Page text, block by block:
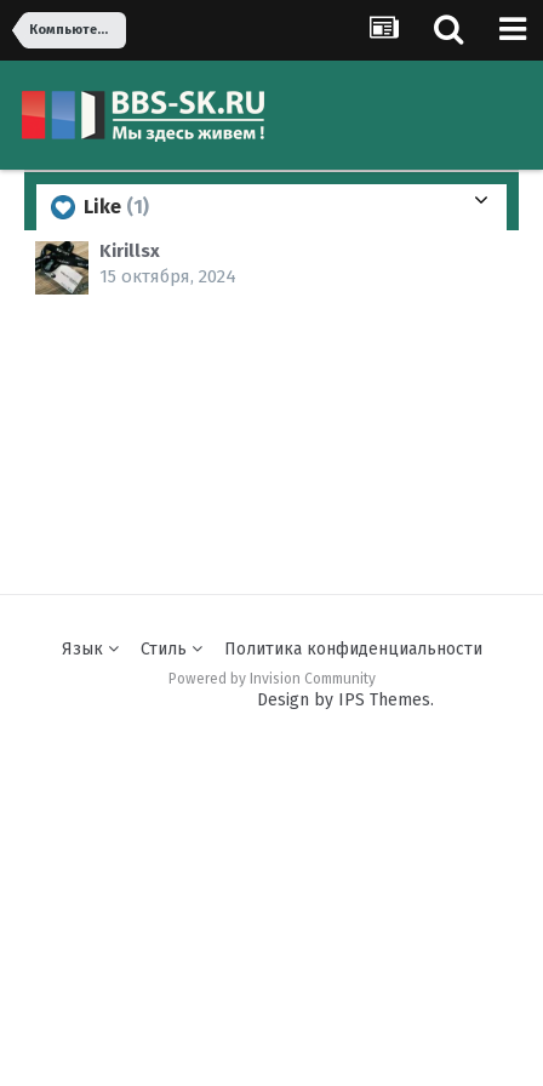
Компьютеры, оргтехника
Like (1)
Kirillsx
15 октября, 2024
Язык Стиль Политика конфиденциальности
Powered by Invision Community
Design by IPS Themes.